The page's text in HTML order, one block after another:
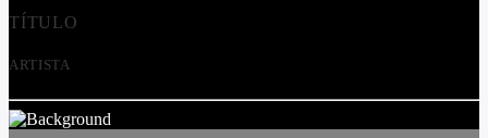
TÍTULO
ARTISTA